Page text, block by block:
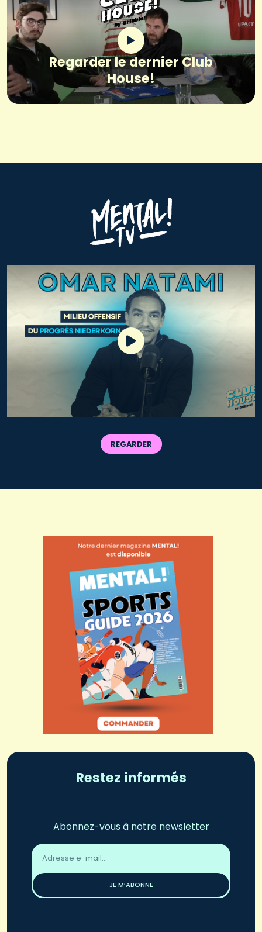
Regarder le dernier Club
House!
REGARDER
Restez informés
Abonnez-vous à notre newsletter
Adresse
email
JE M’ABONNE